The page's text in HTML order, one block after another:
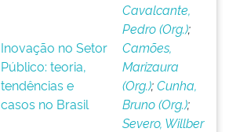
Inovação no Setor
Público: teoria,
tendências e
casos no Brasil
Cavalcante,
Pedro (Org.);
Camões,
Marizaura
(Org.);Cunha,
Bruno (Org.);
Severo, Willber